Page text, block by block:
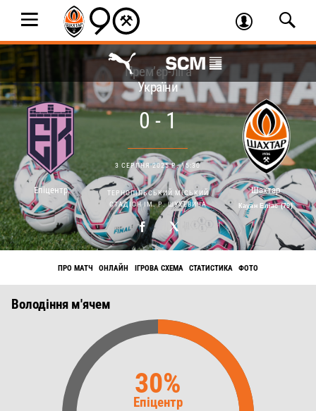
Епіцентр
Прем’єр-ліга
України
0 - 1
3 СЕРПНЯ 2025 Р. 15:30
ТЕРНОПІЛЬСЬКИЙ МІСЬКИЙ
СТАДІОН ІМ. Р. ШУХЕВИЧА
Шахтар
Кауан Еліас (79)
ПРО МАТЧ ОНЛАЙН ІГРОВА СХЕМА СТАТИСТИКА ФОТО
Володіння м'ячем
30%
Епіцентр